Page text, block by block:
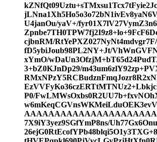
U4janOu/yaV+/
cjbnRM/
fD5ybiJoub98PL2NY+Jt/
xYmO/
3+bZ0KJnDp29/
P0/
7X9iY3yez9SGfYmP8ns/